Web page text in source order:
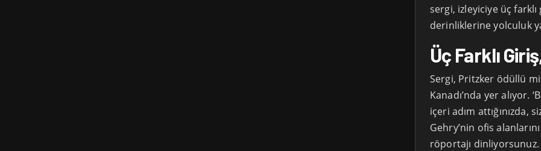
sergi, izleyiciye üç
derinliklerine yolculuk
Üç Farklı
Sergi, Pritzker ödüllü
Kanadı’nda yer alıyor.
içeri adım attığınızda,
Gehry’nin ofis
röportajı